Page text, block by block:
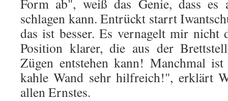
Form ab", weiß das Genie, dass es
schlagen kann. Entrückt starrt
das ist besser. Es vernagelt mir nicht
Position klarer, die aus der
Zügen entstehen kann! Manchmal
kahle Wand sehr hilfreich!", erklärt
allen Ernstes.